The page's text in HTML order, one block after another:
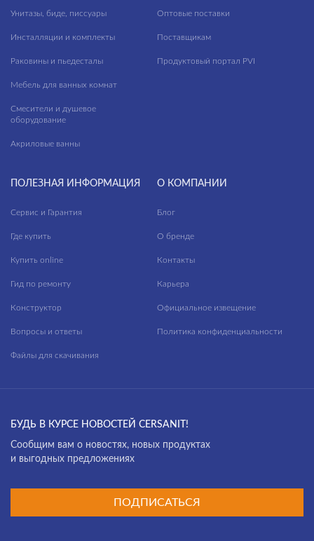
Унитазы, биде, писсуары
Инсталляции и комплекты
Раковины и пьедесталы
Мебель для ванных комнат
Смесители и душевое
оборудование
Акриловые ванны
Оптовые поставки
Поставщикам
Продуктовый портал PVI
ПОЛЕЗНАЯ ИНФОРМАЦИЯ
Сервис и Гарантия
Где купить
Купить online
Гид по ремонту
Конструктор
Вопросы и ответы
Файлы для скачивания
О КОМПАНИИ
Блог
О бренде
Контакты
Карьера
Официальное извещение
Политика конфиденциальности
БУДЬ В КУРСЕ НОВОСТЕЙ CERSANIT!
Cообщим вам о новостях, новых продуктах
и выгодных предложениях
ПОДПИСАТЬСЯ